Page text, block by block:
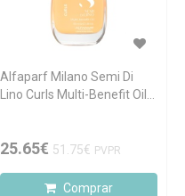
Alfaparf Milano Semi Di
Lino Curls Multi-Benefit Oil
25.65€ 51.75€ PVPR
Comprar